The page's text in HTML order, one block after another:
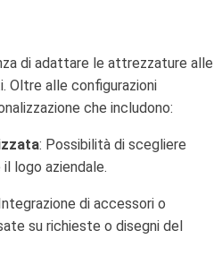
di adattare le attrezzature alle
Oltre alle configurazioni
che includono:
: Possibilità di scegliere
logo aziendale.
di accessori o
su richieste o disegni del